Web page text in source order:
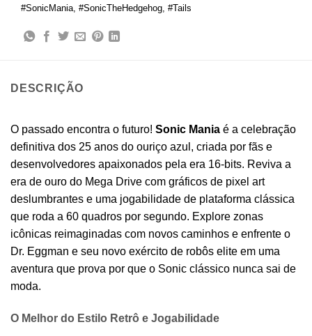
#SonicMania #SonicTheHedgehog #Tails
DESCRIÇÃO
O passado encontra o futuro! Sonic Mania é a celebração
definitiva dos 25 anos do ouriço azul, criada por fãs e
desenvolvedores apaixonados pela era 16-bits. Reviva a
era de ouro do Mega Drive com gráficos de pixel art
deslumbrantes e uma jogabilidade de plataforma clássica
que roda a 60 quadros por segundo. Explore zonas
icônicas reimaginadas com novos caminhos e enfrente o
Dr. Eggman e seu novo exército de robôs elite em uma
aventura que prova por que o Sonic clássico nunca sai de
moda.
O Melhor do Estilo Retrô e Jogabilidade